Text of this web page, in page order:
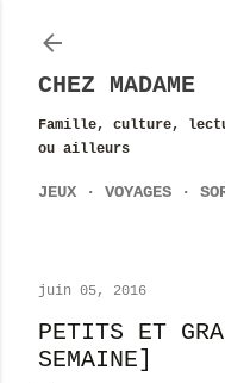
CHEZ MADAME
Famille, culture,
ou ailleurs
JEUX VOYAGES
juin 05, 2016
PETITS ET
SEMAINE]